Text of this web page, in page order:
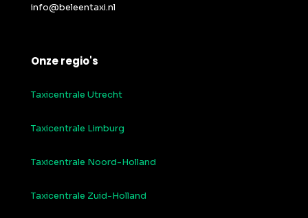
info@beleentaxi.nl
Onze regio's
Taxicentrale Utrecht
Taxicentrale Limburg
Taxicentrale Noord-Holland
Taxicentrale Zuid-Holland